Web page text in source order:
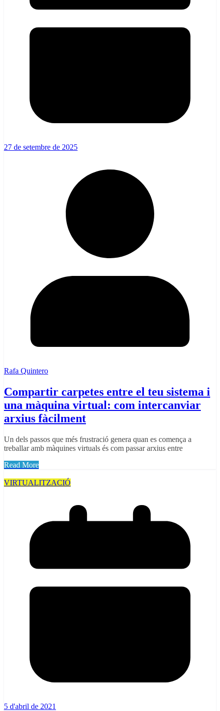
27 de setembre de 2025
Rafa Quintero
Compartir carpetes entre el teu sistema i
una màquina virtual: com intercanviar
arxius fàcilment
Un dels passos que més frustració genera quan es comença a
treballar amb màquines virtuals és com passar arxius entre
Read More
VIRTUALITZACIÓ
5 d'abril de 2021